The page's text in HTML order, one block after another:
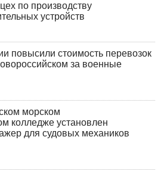
по производству
устройств
повысили стоимость перевозок
за военные
морском
колледже установлен
для судовых механиков